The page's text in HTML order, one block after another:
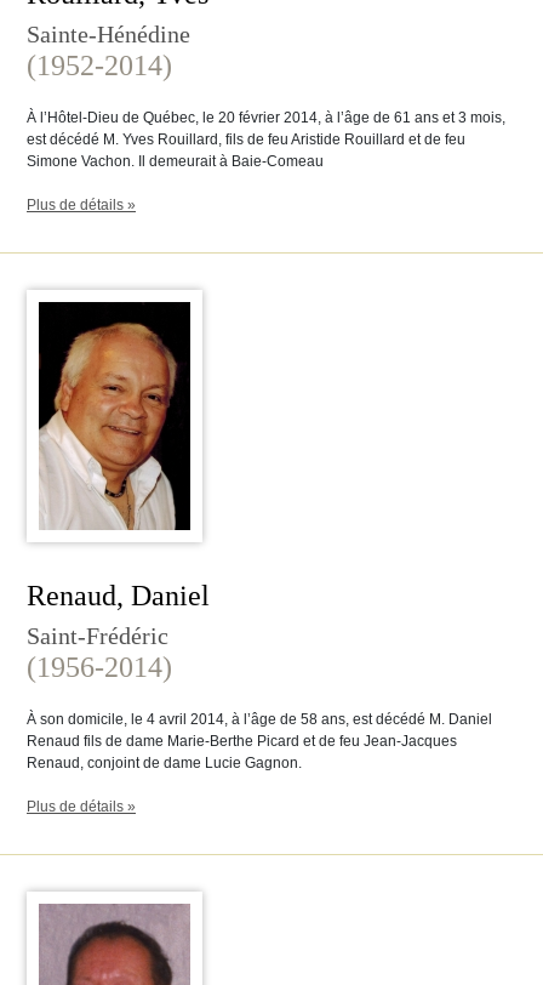
Sainte-Hénédine
(1952-2014)
À l’Hôtel-Dieu de Québec, le 20 février 2014, à l’âge de 61 ans et 3 mois,
est décédé M. Yves Rouillard, fils de feu Aristide Rouillard et de feu
Simone Vachon. Il demeurait à Baie-Comeau
Plus de détails »
Renaud, Daniel
Saint-Frédéric
(1956-2014)
À son domicile, le 4 avril 2014, à l’âge de 58 ans, est décédé M. Daniel
Renaud fils de dame Marie-Berthe Picard et de feu Jean-Jacques
Renaud, conjoint de dame Lucie Gagnon.
Plus de détails »